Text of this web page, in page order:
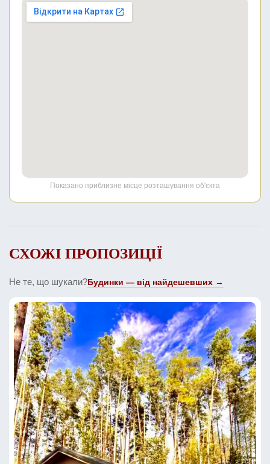
Показано приблизне місце розташування об'єкта
СХОЖІ ПРОПОЗИЦІЇ
Не те, що шукали?Будинки — від найдешевших →